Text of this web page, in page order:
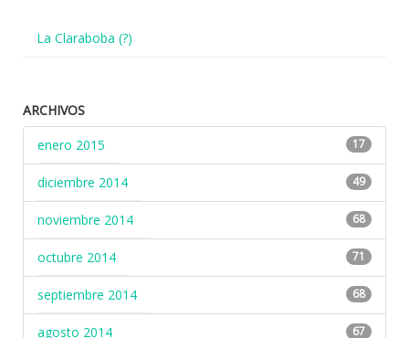
La Claraboba (?)
ARCHIVOS
enero 2015
17
diciembre 2014 49
noviembre 2014 68
octubre 2014 71
septiembre 2014 68
agosto 2014 67